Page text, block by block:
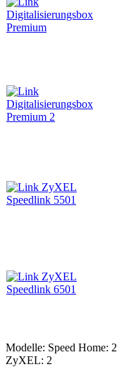
Digitalisierungsbox
Premium
Digitalisierungsbox
Premium 2
ZyXEL
Speedlink 5501
ZyXEL
Speedlink 6501
Modelle: Speed Home: 2
ZyXEL: 2